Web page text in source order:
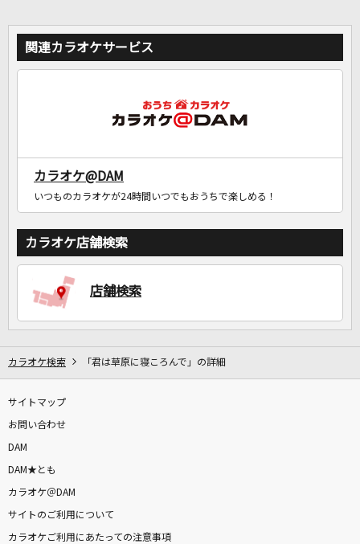
関連カラオケサービス
カラオケ@DAM
いつものカラオケが24時間いつでもおうちで楽しめる！
カラオケ店舗検索
店舗検索
カラオケ検索 「君は草原に寝ころんで」の詳細
サイトマップ
お問い合わせ
DAM
DAM★とも
カラオケ＠DAM
サイトのご利用について
カラオケご利用にあたっての注意事項